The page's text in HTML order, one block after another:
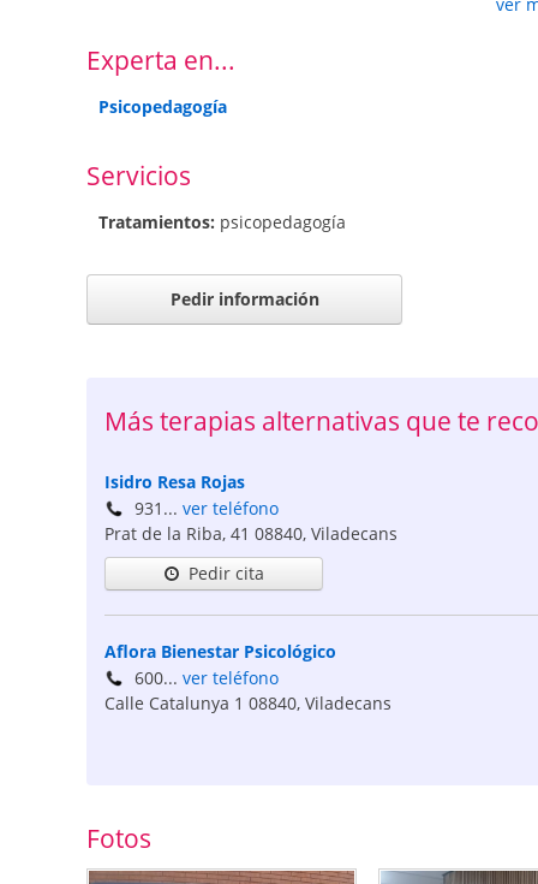
ver
Experta en...
Psicopedagogía
Servicios
Tratamientos: psicopedagogía
Pedir información
Más terapias alternativas que te
Isidro Resa Rojas
931... ver teléfono
Prat de la Riba, 41 08840, Viladecans
Pedir cita
Aflora Bienestar Psicológico
600... ver teléfono
Calle Catalunya 1 08840, Viladecans
Fotos